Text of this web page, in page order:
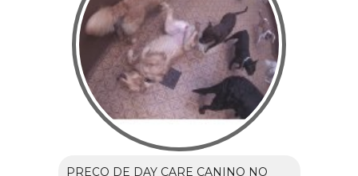
PREÇO DE DAY CARE CANINO NO